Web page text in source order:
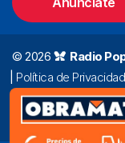
© 2026 Radio
Política de Privacidad
Alda. Mazarredo,